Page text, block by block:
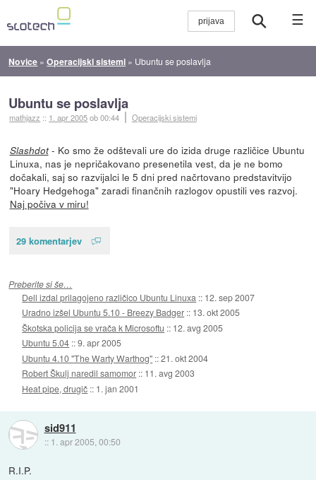
☰
Novice »Operacijski sistemi » Ubuntu se poslavlja
Ubuntu se poslavlja
mathjazz :: 1. apr 2005ob 00:44 Operacijski sistemi
Slashdot- Ko smo že odštevali ure do izida druge različice Ubuntu
Linuxa, nas je nepričakovano presenetila vest, da je ne bomo
dočakali, saj so razvijalci le 5 dni pred načrtovano predstavitvijo
"Hoary Hedgehoga" zaradi finančnih razlogov opustili ves razvoj.
Naj počiva v miru!
29 komentarjev
Preberite si še…
Dell izdal prilagojeno različico Ubuntu Linuxa :: 12. sep 2007
Uradno izšel Ubuntu 5.10 - Breezy Badger :: 13. okt 2005
Škotska policija se vrača k Microsoftu :: 12. avg 2005
Ubuntu 5.04 ::9. apr 2005
Ubuntu 4.10 "The Warty Warthog" ::21. okt 2004
Robert Škulj naredil samomor :: 11. avg 2003
Heat pipe, drugič :: 1. jan 2001
sid911
:: 1. apr 2005, 00:50
R.I.P.